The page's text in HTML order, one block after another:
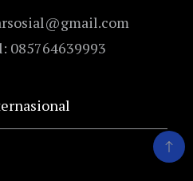
085764639993